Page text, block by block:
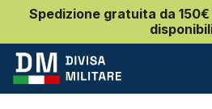
Spedizione gratuita da